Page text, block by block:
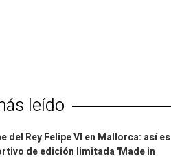
leído
del Rey Felipe VI en Mallorca: así es
de edición limitada 'Made in